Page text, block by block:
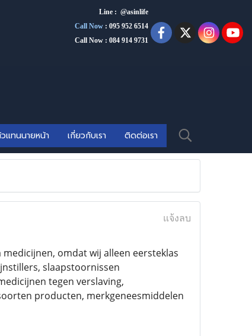
Line : @asinlife
Call Now : 095 952 6514
Call Now : 084 914 9731
แทนนายหน้า เกี่ยวกับเรา ติดต่อเรา
แจ้งลบ
omdat wij alleen eersteklas
slaapstoornissen
tegen verslaving,
producten, merkgeneesmiddelen